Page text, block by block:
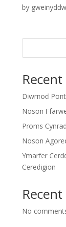
by
Diwrnod
Noson
Proms
Noson
Ymarfer
Ceredigion
No